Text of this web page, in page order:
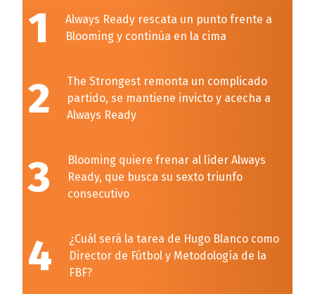
1
Always Ready rescata un punto frente a
Blooming y continúa en la cima
2
The Strongest remonta un complicado
partido, se mantiene invicto y acecha a
Always Ready
3
Blooming quiere frenar al líder Always
Ready, que busca su sexto triunfo
consecutivo
4
¿Cuál será la tarea de Hugo Blanco como
Director de Fútbol y Metodología de la
FBF?